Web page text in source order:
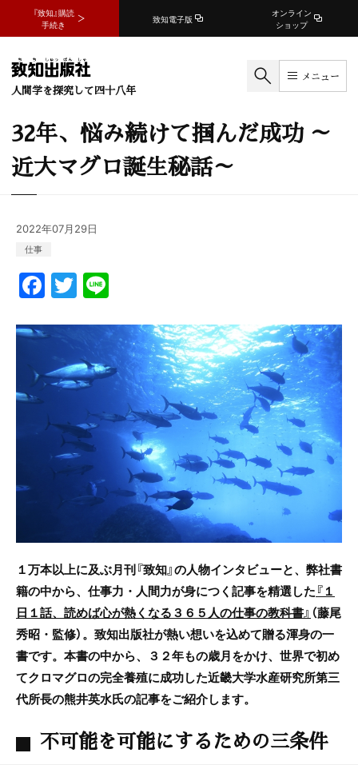
『致知』購読
手続き
致知電子版
オンライン
ショップ
人間学を探究して四十八年
メニュー
32年、悩み続けて掴んだ成功 ～
近大マグロ誕生秘話～
2022年07月29日
仕事
F
a
c
e
b
o
o
k
T
w
itt
er
e
１万本以上に及ぶ月刊『致知』の人物インタビューと、弊社書
籍の中から、仕事力・人間力が身につく記事を精選した『１
日１話、読めば心が熱くなる３６５人の仕事の教科書』 （藤尾
秀昭・監修）。致知出版社が熱い想いを込めて贈る渾身の一
書です。本書の中から、３２年もの歳月をかけ、世界で初め
てクロマグロの完全養殖に成功した近畿大学水産研究所第三
代所長の熊井英水氏の記事をご紹介します。
不可能を可能にするための三条件